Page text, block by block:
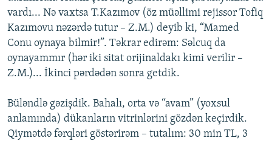
vardı... Nə vaxtsa T.Kazımov (öz müəllimi rejissor Tofiq
Kazımovu nəzərdə tutur – Z.M.) deyib ki, “Mamed
Conu oynaya bilmir!”. Təkrar edirəm: Səlcuq da
oynayammır (hər iki sitat orijinaldakı kimi verilir –
Z.M.)... İkinci pərdədən sonra getdik.
Büləndlə gəzişdik. Bahalı, orta və “avam” (yoxsul
anlamında) dükanların vitrinlərini gözdən keçirdik.
Qiymətdə fərqləri göstərirəm – tutalım: 30 min TL, 3